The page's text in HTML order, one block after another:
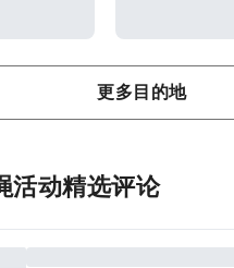
更多目的地
活动精选评论